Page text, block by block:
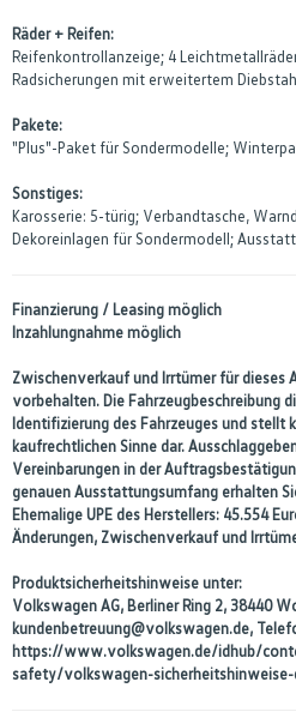
Räder + Reifen:
Reifenkontrollanzeige; 4
Radsicherungen mit erweitertem
Pakete:
"Plus"-Paket für Sondermodelle;
Sonstiges:
Karosserie: 5-türig; Verbandtasche,
Dekoreinlagen für Sondermodell;
Finanzierung / Leasing möglich
Inzahlungnahme möglich
Zwischenverkauf und Irrtümer für dieses
vorbehalten. Die Fahrzeugbeschreibung
Identifizierung des Fahrzeuges und stellt
kaufrechtlichen Sinne dar.
Vereinbarungen in der
genauen Ausstattungsumfang erhalten
Ehemalige UPE des Herstellers: 45.554
Änderungen, Zwischenverkauf und
Produktsicherheitshinweise unter:
Volkswagen AG, Berliner Ring 2, 38440
kundenbetreuung@volkswagen.de,
https://www.volkswagen.de/idhub/
safety/volkswagen-